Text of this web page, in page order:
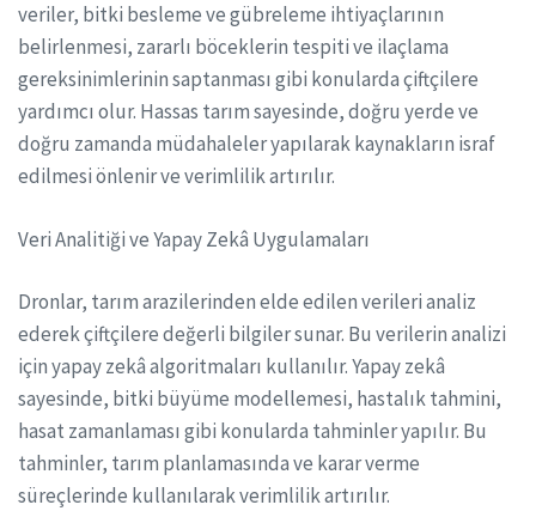
veriler, bitki besleme ve gübreleme ihtiyaçlarının
belirlenmesi, zararlı böceklerin tespiti ve ilaçlama
gereksinimlerinin saptanması gibi konularda çiftçilere
yardımcı olur. Hassas tarım sayesinde, doğru yerde ve
doğru zamanda müdahaleler yapılarak kaynakların israf
edilmesi önlenir ve verimlilik artırılır.
Veri Analitiği ve Yapay Zekâ Uygulamaları
Dronlar, tarım arazilerinden elde edilen verileri analiz
ederek çiftçilere değerli bilgiler sunar. Bu verilerin analizi
için yapay zekâ algoritmaları kullanılır. Yapay zekâ
sayesinde, bitki büyüme modellemesi, hastalık tahmini,
hasat zamanlaması gibi konularda tahminler yapılır. Bu
tahminler, tarım planlamasında ve karar verme
süreçlerinde kullanılarak verimlilik artırılır.